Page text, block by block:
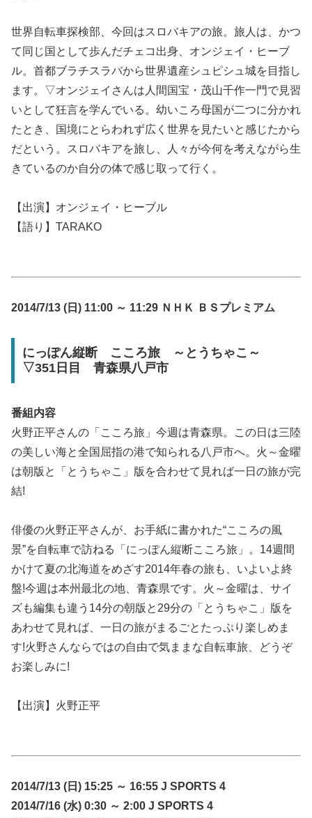
世界自転車探検部、今回はスロバキアの旅。旅人は、かつ
て同じ国として歩んだチェコ出身、オンジェイ・ヒーブ
ル。首都ブラチスラバから世界遺産シュピシュ城を目指し
ます。▽オンジェイさんは人間国宝・茂山千作一門で見習
いとして狂言を学んでいる。幼いころ母国が二つに分かれ
たとき、国境にとらわれず広く世界を見たいと感じたから
だという。スロバキアを旅し、人々が今何を考えながら生
きているのか自分の体で感じ取って行く。
【出演】オンジェイ・ヒーブル
【語り】TARAKO
2014/7/13 (日) 11:00 ～ 11:29 ＮＨＫ ＢＳプレミアム
にっぽん縦断 こころ旅 ～とうちゃこ～
▽351日目 青森県八戸市
番組内容
火野正平さんの「こころ旅」今週は青森県。この日は三陸
の美しい海と全国屈指の港で知られる八戸市へ。火～金曜
は朝版と「とうちゃこ」版を合わせて見れば一日の旅が完
結!
俳優の火野正平さんが、お手紙に書かれた“こころの風
景”を自転車で訪ねる「にっぽん縦断こころ旅」。14週間
かけて夏の北海道をめざす2014年春の旅も、いよいよ終
盤!今週は本州最北の地、青森県です。火～金曜は、サイ
ズも編集も違う14分の朝版と29分の「とうちゃこ」版を
あわせて見れば、一日の旅がまるごとたっぷり楽しめま
す!火野さんならではの自由で気ままな自転車旅、どうぞ
お楽しみに!
【出演】火野正平
2014/7/13 (日) 15:25 ～ 16:55 J SPORTS 4
2014/7/16 (水) 0:30 ～ 2:00 J SPORTS 4